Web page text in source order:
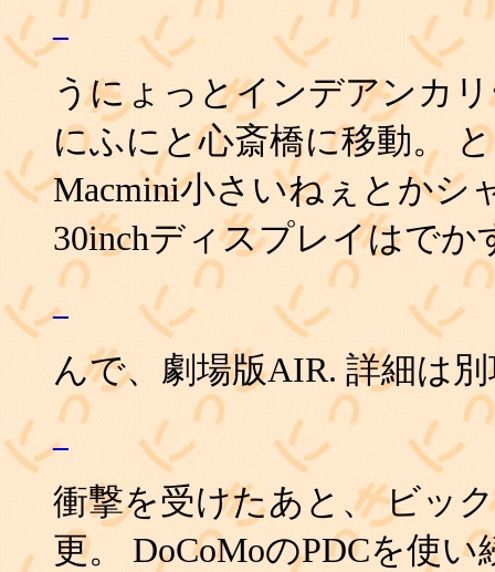
_
うにょっとインデアンカ
にふにと心斎橋に移動。
Macmini小さいねぇとかシ
30inchディスプレイはで
_
んで、劇場版AIR. 詳細は
_
衝撃を受けたあと、 ビッ
更。 DoCoMoのPDCを使